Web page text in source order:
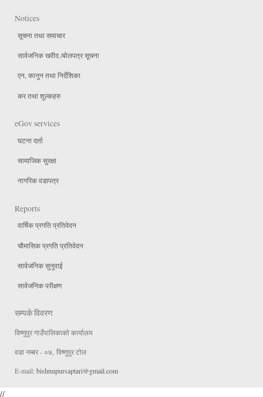
Notices
सूचना तथा समाचार
सार्वजनिक खरीद /बोलपत्र सूचना
एन, कानुन तथा निर्देशिका
कर तथा शुल्कहरु
eGov services
घटना दर्ता
सामाजिक सुरक्षा
नागरिक वडापत्र
Reports
वार्षिक प्रगति प्रतिवेदन
चौमासिक प्रगति प्रतिवेदन
सार्वजनिक सुनुवाई
सार्वजनिक परीक्षण
सम्पर्क विवरण
विष्णुपुर गाउँपालिकाकाे कार्यालय
वडा न‌म्बर - ०७, विष्णुपुर टाेल
E-mail: bishnupursaptari@gmail.com
//